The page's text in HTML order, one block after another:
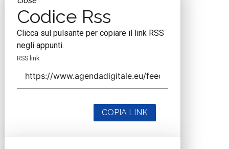
Codice Rss
Clicca sul pulsante per copiare il link RSS
negli appunti.
RSS link
COPIA LINK